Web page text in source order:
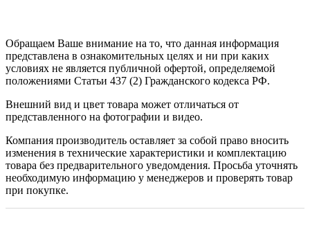
Обращаем Ваше внимание на то, что данная информация
представлена в ознакомительных целях и ни при каких
условиях не является публичной офертой, определяемой
положениями Статьи 437 (2) Гражданского кодекса РФ.
Внешний вид и цвет товара может отличаться от
представленного на фотографии и видео.
Компания производитель оставляет за собой право вносить
изменения в технические характеристики и комплектацию
товара без предварительного уведомдения. Просьба уточнять
необходимую информацию у менеджеров и проверять товар
при покупке.